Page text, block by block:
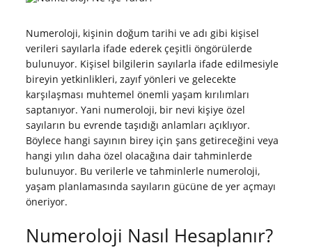
Numeroloji, kişinin doğum tarihi ve adı gibi kişisel
verileri sayılarla ifade ederek çeşitli öngörülerde
bulunuyor. Kişisel bilgilerin sayılarla ifade edilmesiyle
bireyin yetkinlikleri, zayıf yönleri ve gelecekte
karşılaşması muhtemel önemli yaşam kırılımları
saptanıyor. Yani numeroloji, bir nevi kişiye özel
sayıların bu evrende taşıdığı anlamları açıklıyor.
Böylece hangi sayının birey için şans getireceğini veya
hangi yılın daha özel olacağına dair tahminlerde
bulunuyor. Bu verilerle ve tahminlerle numeroloji,
yaşam planlamasında sayıların gücüne de yer açmayı
öneriyor.
Numeroloji Nasıl Hesaplanır?